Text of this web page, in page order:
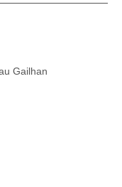
Gailhan